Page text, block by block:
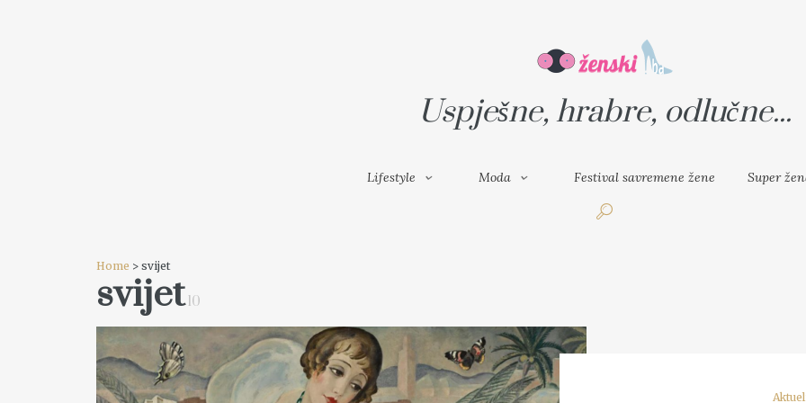
SUPER ŽENA
Uspješne, hrabre, odlučne...
Lifestyle Moda Festival savremene žene Super
Home > svijet
svijet10